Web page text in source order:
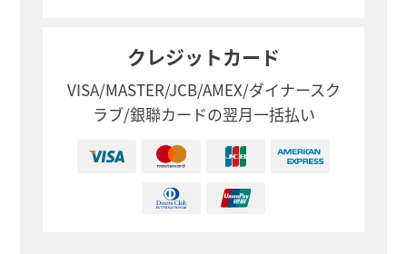
クレジットカード
VISA/MASTER/JCB/AMEX/ダイナースク
ラブ/銀聯カードの翌月一括払い